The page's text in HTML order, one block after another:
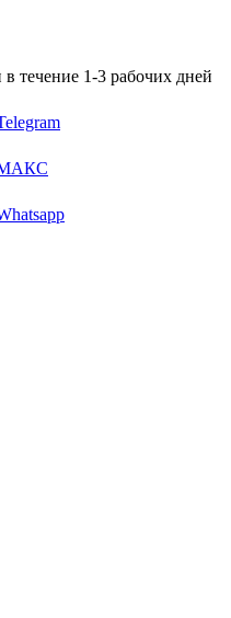
течение 1-3 рабочих дней
МАКС